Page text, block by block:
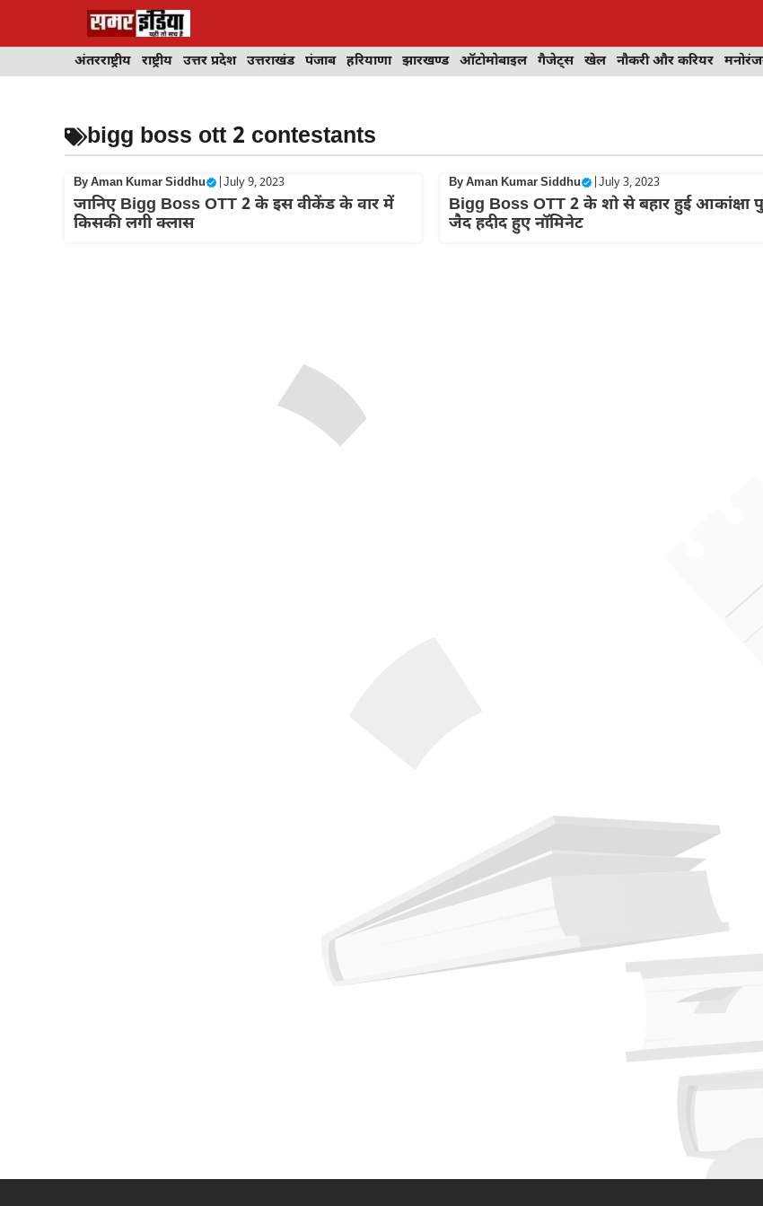
अंतरराष्ट्रीय राष्ट्रीय उत्तर प्रदेश उत्तराखंड पंजाब हरियाणा झारखण्ड ऑटोमोबाइल गैजेट्स खेल नौकरी और करियर
bigg boss ott 2 contestants
ByAman Kumar Siddhu July 9, 2023
जानिए Bigg Boss OTT 2 के इस वीकेंड के वार में
किसकी लगी क्लास
ByAman Kumar Siddhu | July 3, 2023
Bigg Boss OTT 2 के शो से बहार हुई आकांक्षा
जैद हदीद हुए नॉमिनेट